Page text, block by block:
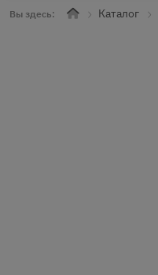
Вы здесь: Каталог